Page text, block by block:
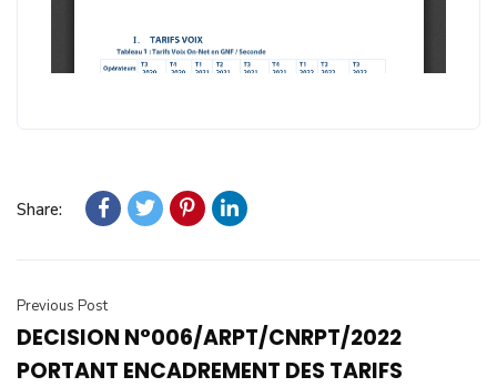
Share:
Previous Post
DECISION N°006/ARPT/CNRPT/2022
PORTANT ENCADREMENT DES TARIFS